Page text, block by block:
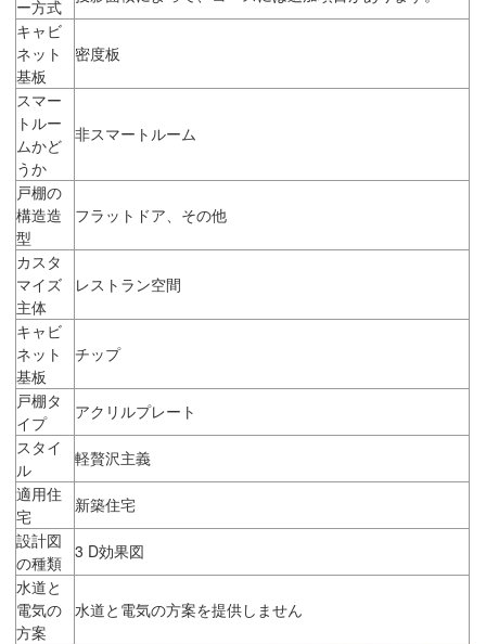
ー方式
キャビ
ネット
基板
密度板
スマー
トルー
ムかど
うか
非スマートルーム
戸棚の
構造造
型
フラットドア、その他
カスタ
マイズ
主体
レストラン空間
キャビ
ネット
基板
チップ
戸棚タ
イプ
アクリルプレート
スタイ
ル
軽贅沢主義
適用住
宅
新築住宅
設計図
の種類
3 D効果図
水道と
電気の
方案
水道と電気の方案を提供しません